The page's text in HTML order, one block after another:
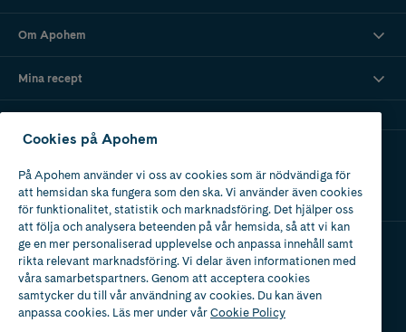
Om Apohem
Mina recept
Apotek med tillstånd
av Läkemedelsverket
Cookies på Apohem
På Apohem använder vi oss av cookies som är nödvändiga för
att hemsidan ska fungera som den ska. Vi använder även cookies
för funktionalitet, statistik och marknadsföring. Det hjälper oss
att följa och analysera beteenden på vår hemsida, så att vi kan
ge en mer personaliserad upplevelse och anpassa innehåll samt
rikta relevant marknadsföring. Vi delar även informationen med
våra samarbetspartners. Genom att acceptera cookies
samtycker du till vår användning av cookies. Du kan även
anpassa cookies. Läs mer under vårCookie Policy